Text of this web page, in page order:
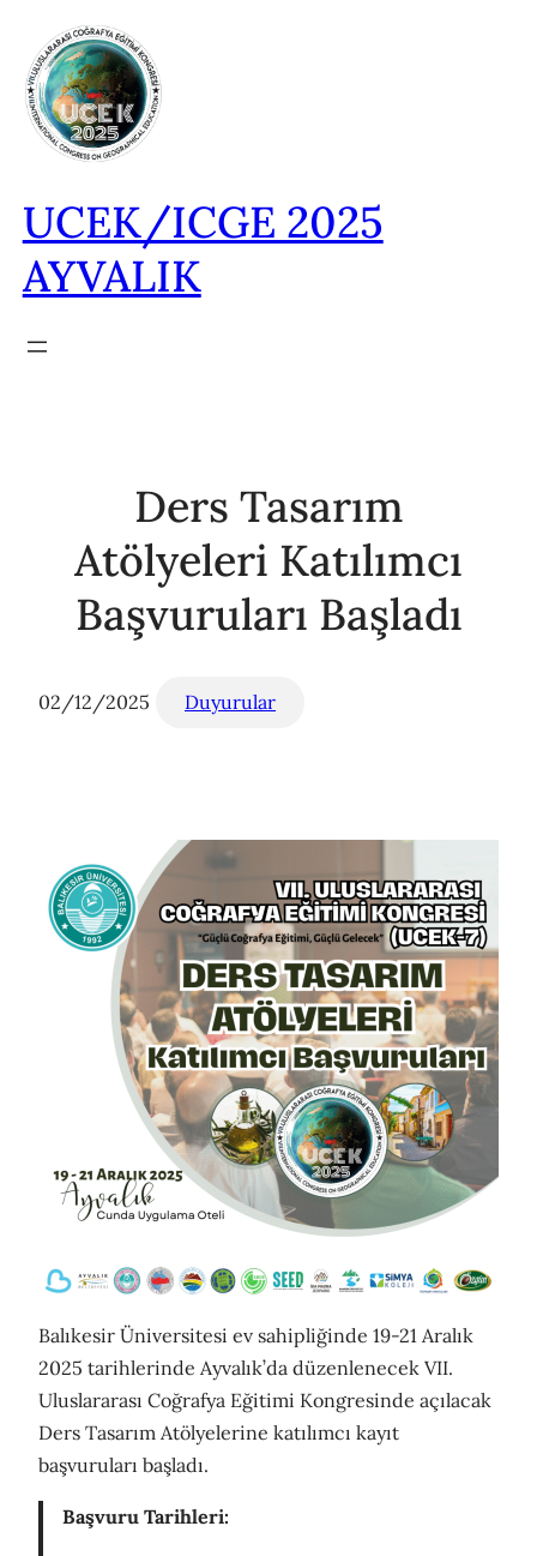
İçeriğe
geç
UCEK/ICGE 2025
AYVALIK
Ders Tasarım
Atölyeleri Katılımcı
Başvuruları Başladı
02/12/2025 Duyurular
Balıkesir Üniversitesi ev sahipliğinde 19-21 Aralık
2025 tarihlerinde Ayvalık’da düzenlenecek VII.
Uluslararası Coğrafya Eğitimi Kongresinde açılacak
Ders Tasarım Atölyelerine katılımcı kayıt
başvuruları başladı.
Başvuru Tarihleri: